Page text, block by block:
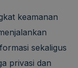
keamanan
sekaligus
privasi dan